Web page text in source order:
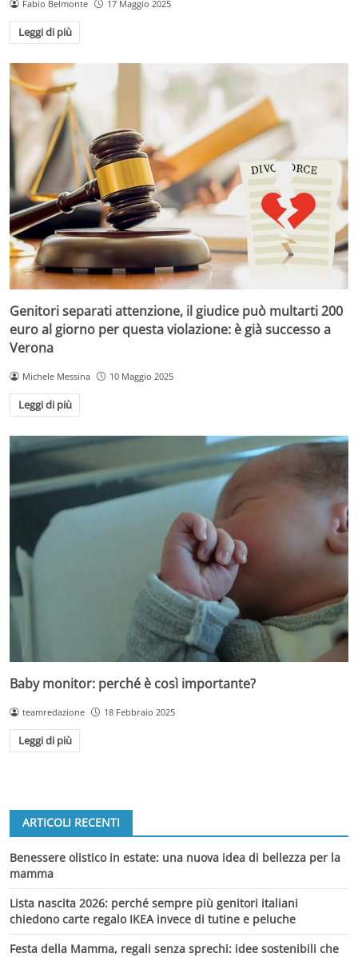
Fabio Belmonte 17 Maggio 2025
Leggi di più
Genitori separati attenzione, il giudice può multarti 200
euro al giorno per questa violazione: è già successo a
Verona
Michele Messina 10 Maggio 2025
Leggi di più
Baby monitor: perché è così importante?
teamredazione 18 Febbraio 2025
Leggi di più
ARTICOLI RECENTI
Benessere olistico in estate: una nuova idea di bellezza per la
mamma
Lista nascita 2026: perché sempre più genitori italiani
chiedono carte regalo IKEA invece di tutine e peluche
Festa della Mamma, regali senza sprechi: idee sostenibili che